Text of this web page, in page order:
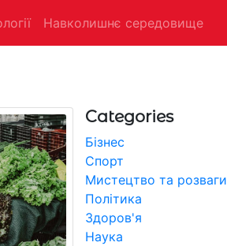
Навколишнє середовище
Categories
Бізнес
Спорт
Мистецтво та розваги
Політика
Здоров'я
Наука